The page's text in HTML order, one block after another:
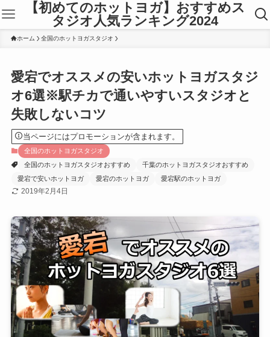
【初めてのホットヨガ】おすすめス
タジオ人気ランキング2024
ホーム 全国のホットヨガスタジオ
愛宕でオススメの安いホットヨガスタジ
オ6選※駅チカで通いやすいスタジオと
失敗しないコツ
当ページにはプロモーションが含まれます。
全国のホットヨガスタジオ
全国のホットヨガスタジオおすすめ
千葉のホットヨガスタジオおすすめ
愛宕で安いホットヨガ
愛宕のホットヨガ 愛宕駅のホットヨガ
2019年2月4日